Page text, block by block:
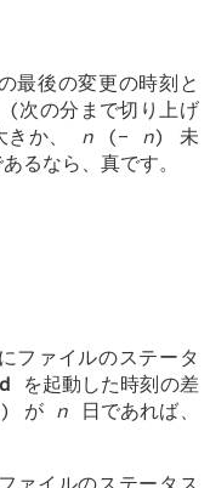
最後の変更の時刻と
次の分まで切り上げ
か、 n(- n) 未
るなら、真です。
ファイルのステータ
を起動した時刻の差
) が n 日であれば、